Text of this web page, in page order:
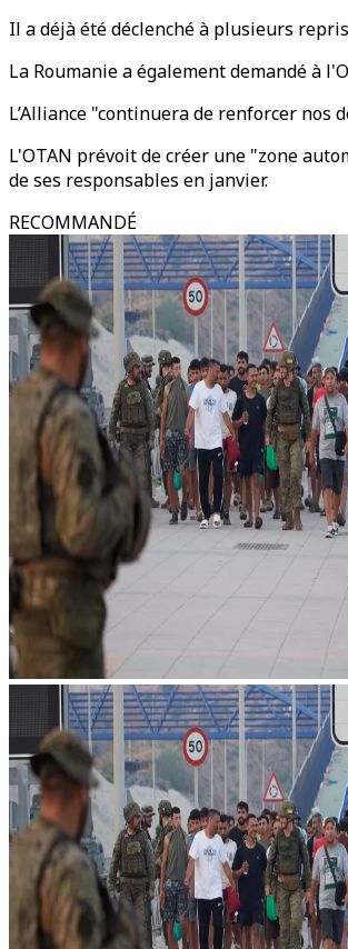
Il a déjà été déclenché à plusieurs
La Roumanie a également demandé à
L’Alliance "continuera de renforcer nos
L'OTAN prévoit de créer une "zone
de ses responsables en janvier.
RECOMMANDÉ